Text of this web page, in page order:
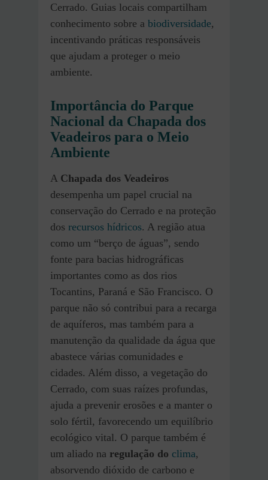
Cerrado. Guias locais compartilham
conhecimento sobre a biodiversidade,
incentivando práticas responsáveis
que ajudam a proteger o meio
ambiente.
Importância do Parque
Nacional da Chapada dos
Veadeiros para o Meio
Ambiente
A Chapada dos Veadeiros
desempenha um papel crucial na
conservação do Cerrado e na proteção
dos recursos hídricos. A região atua
como um “berço de águas”, sendo
fonte para bacias hidrográficas
importantes como as dos rios
Tocantins, Paraná e São Francisco. O
parque não só contribui para a recarga
de aquíferos, mas também para a
manutenção da qualidade da água que
abastece várias comunidades e
cidades. Além disso, a vegetação do
Cerrado, com suas raízes profundas,
ajuda a prevenir erosões e a manter o
solo fértil, favorecendo um equilíbrio
ecológico vital. O parque também é
um aliado na regulação do clima,
absorvendo dióxido de carbono e